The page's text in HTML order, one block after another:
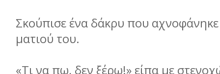
Σκούπισε ένα δάκρυ που
ματιού του.
«Τι να πω, δεν ξέρω!» είπα με